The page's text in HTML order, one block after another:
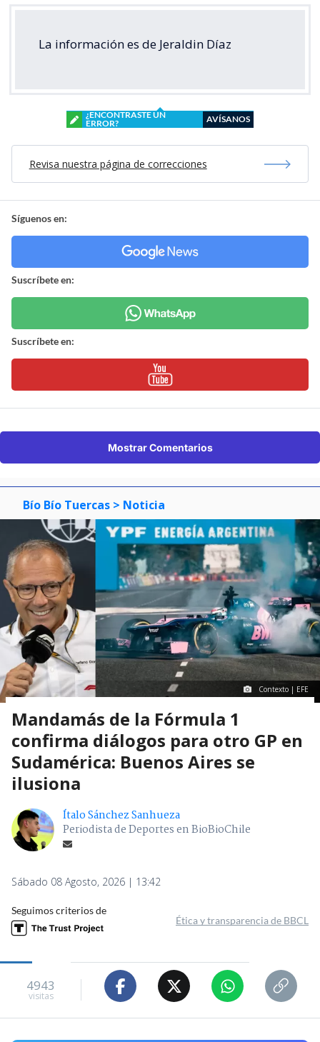
La información es de Jeraldin Díaz
¿ENCONTRASTE UN
ERROR?
AVÍSANOS
Revisa nuestra página de correcciones
Síguenos en:
Suscríbete en:
Suscríbete en:
Mostrar Comentarios
Bío Bío Tuercas > Noticia
Contexto | EFE
Mandamás de la Fórmula 1
confirma diálogos para otro GP en
Sudamérica: Buenos Aires se
ilusiona
Ítalo Sánchez Sanhueza
Periodista de Deportes en BioBioChile
Sábado 08 Agosto, 2026 | 13:42
Seguimos criterios de
Ética y transparencia de BBCL
4943
visitas